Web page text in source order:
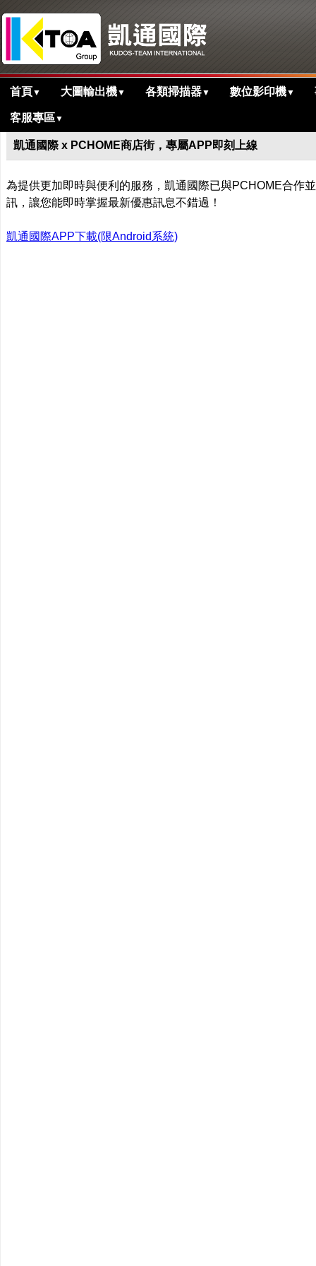
首頁▼ 大圖輸出機▼ 各類掃描器▼ 數位影印機▼
客服專區▼
首頁 > 最新消息
凱通國際 x PCHOME商店街，專屬APP即刻上線
為提供更加即時與便利的服務，凱通國際已與PCHOME合作
訊，讓您能即時掌握最新優惠訊息不錯過 ！
凱通國際APP下載(限Android系統)